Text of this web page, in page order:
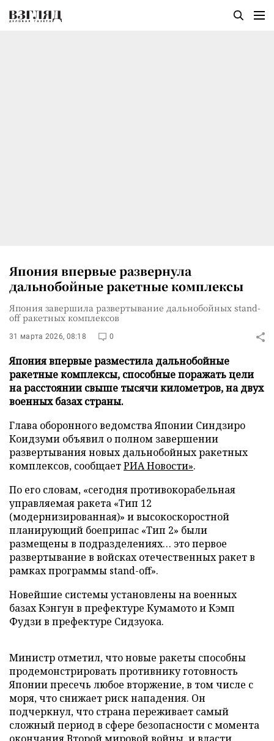
Япония впервые развернула
дальнобойные ракетные комплексы
Япония завершила развертывание дальнобойных stand-
off ракетных комплексов
31 марта 2026, 08:18 0
Япония впервые разместила дальнобойные
ракетные комплексы, способные поражать цели
на расстоянии свыше тысячи километров, на двух
военных базах страны.
Глава оборонного ведомства Японии Синдзиро
Коидзуми объявил о полном завершении
развертывания новых дальнобойных ракетных
комплексов, сообщаетРИА Новости».
По его словам, «сегодня противокорабельная
управляемая ракета «Тип 12
(модернизированная)» и высокоскоростной
планирующий боеприпас «Тип 2» были
размещены в подразделениях… это первое
развертывание в войсках отечественных ракет в
рамках программы stand-off».
Новейшие системы установлены на военных
базах Кэнгун в префектуре Кумамото и Кэмп
Фудзи в префектуре Сидзуока.
Министр отметил, что новые ракеты способны
продемонстрировать противнику готовность
Японии пресечь любое вторжение, в том числе с
моря, что снижает риск нападения. Он
подчеркнул, что страна переживает самый
сложный период в сфере безопасности с момента